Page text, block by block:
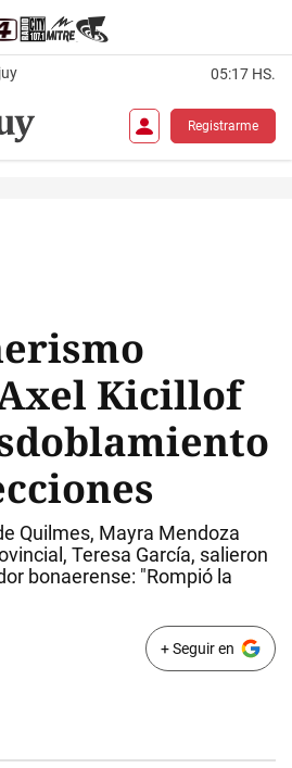
05:17 HS.
Registrarme
Kicillof
Quilmes, Mayra Mendoza
Teresa García, salieron
bonaerense: "Rompió la
+ Seguir en